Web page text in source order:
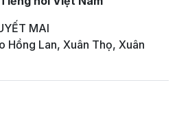
MAI
Hồng Lan, Xuân Thọ, Xuân